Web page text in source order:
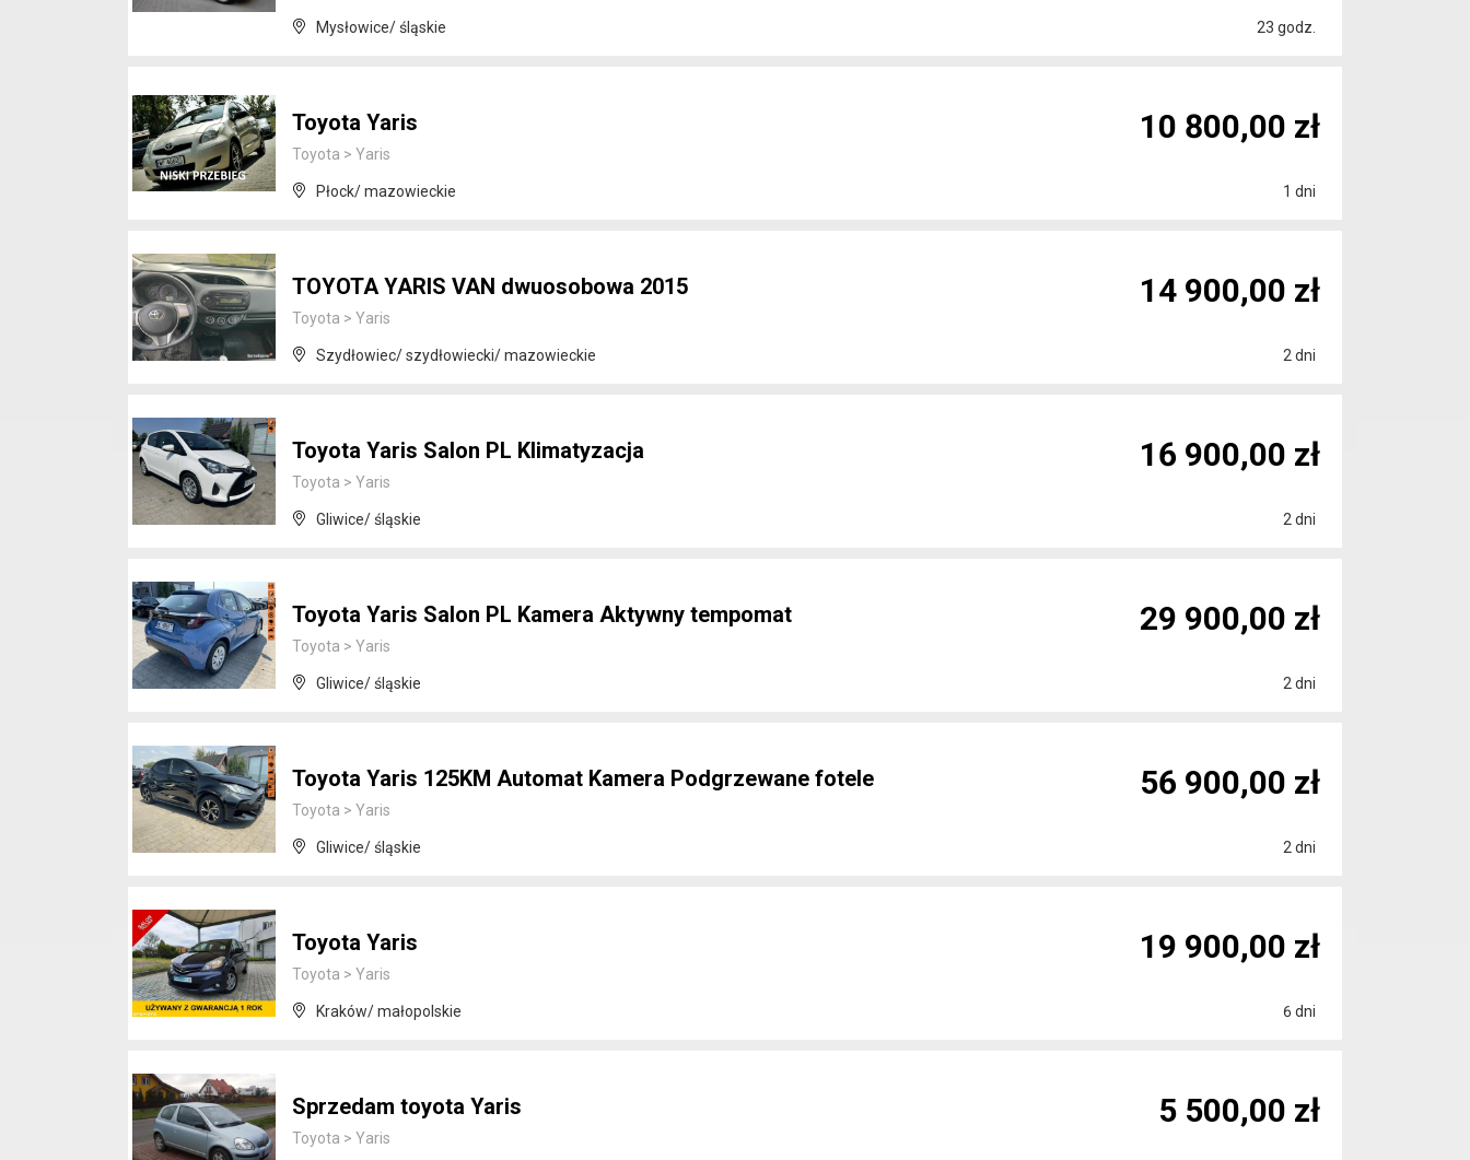
Mysłowice/ śląskie 23 godz.
Toyota Yaris
Toyota > Yaris
Płock/ mazowieckie 1 dni
10 800,00 zł
TOYOTA YARIS VAN dwuosobowa 2015
Toyota > Yaris
Szydłowiec/ szydłowiecki/ mazowieckie 2 dni
14 900,00 zł
Toyota Yaris Salon PL Klimatyzacja
Toyota > Yaris
Gliwice/ śląskie 2 dni
16 900,00 zł
Toyota Yaris Salon PL Kamera Aktywny tempomat
Toyota > Yaris
Gliwice/ śląskie 2 dni
29 900,00 zł
Toyota Yaris 125KM Automat Kamera Podgrzewane fotele
Toyota > Yaris
Gliwice/ śląskie 2 dni
56 900,00 zł
Toyota Yaris
Toyota > Yaris
Kraków/ małopolskie 6 dni
19 900,00 zł
Sprzedam toyota Yaris
Toyota > Yaris
5 500,00 zł